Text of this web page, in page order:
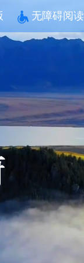
无障碍阅读